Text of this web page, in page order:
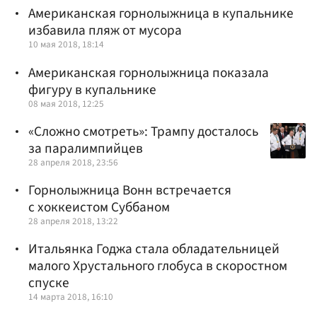
Американская горнолыжница в купальнике
избавила пляж от мусора
10 мая 2018, 18:14
Американская горнолыжница показала
фигуру в купальнике
08 мая 2018, 12:25
«Сложно смотреть»: Трампу досталось
за паралимпийцев
28 апреля 2018, 23:56
Горнолыжница Вонн встречается
с хоккеистом Суббаном
28 апреля 2018, 13:22
Итальянка Годжа стала обладательницей
малого Хрустального глобуса в скоростном
спуске
14 марта 2018, 16:10